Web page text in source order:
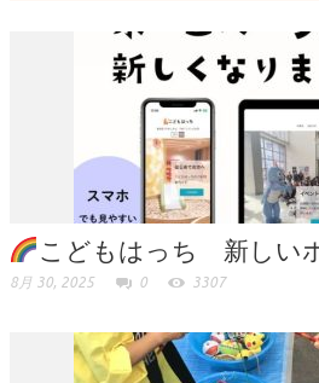
こどもはっち 新しい
8月 30, 2025 0 3307